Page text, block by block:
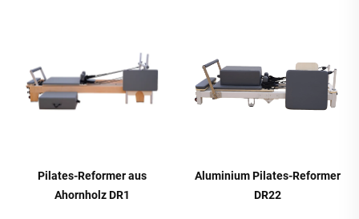
Pilates-Reformer aus
Ahornholz DR1
Aluminium Pilates-Reformer
DR22